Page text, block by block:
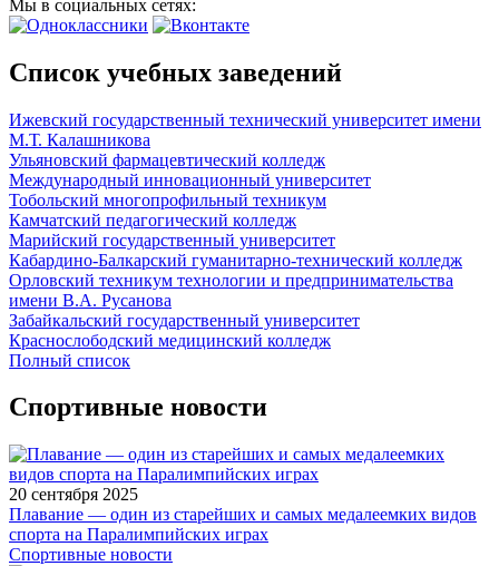
Мы в социальных сетях:
Список учебных заведений
Ижевский государственный технический университет имени
М.Т. Калашникова
Ульяновский фармацевтический колледж
Международный инновационный университет
Тобольский многопрофильный техникум
Камчатский педагогический колледж
Марийский государственный университет
Кабардино-Балкарский гуманитарно-технический колледж
Орловский техникум технологии и предпринимательства
имени В.А. Русанова
Забайкальский государственный университет
Краснослободский медицинский колледж
Полный список
Спортивные новости
20 сентября 2025
Плавание — один из старейших и самых медалеемких видов
спорта на Паралимпийских играх
Спортивные новости